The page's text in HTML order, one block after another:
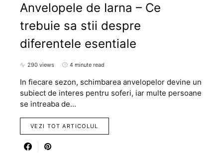
Anvelopele de Iarna – Ce
trebuie sa stii despre
diferentele esentiale
290 views 4 minute read
In fiecare sezon, schimbarea anvelopelor devine un
subiect de interes pentru soferi, iar multe persoane
se intreaba de…
VEZI TOT ARTICOLUL